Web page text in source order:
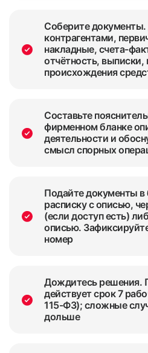
Соберите
контрагентами,
накладные, счета-
отчётность,
происхождения
Составьте
фирменном бланке
деятельности и
смысл спорных
Подайте документы в
расписку с описью,
(если доступ есть)
описью.
номер
Дождитесь решения.
действует срок 7
115-ФЗ); сложные
дольше